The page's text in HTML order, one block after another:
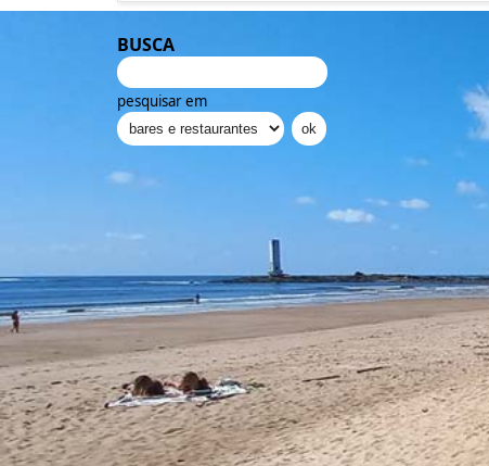
BUSCA
pesquisar em